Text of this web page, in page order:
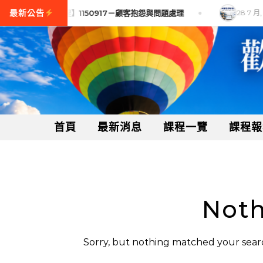
Skip to content
, 2026【訓練課程】1150917－顧客抱怨與問題處理 28 7 月,
首頁 最新消息 課程一覽 課程
Sorry, but nothing matched your